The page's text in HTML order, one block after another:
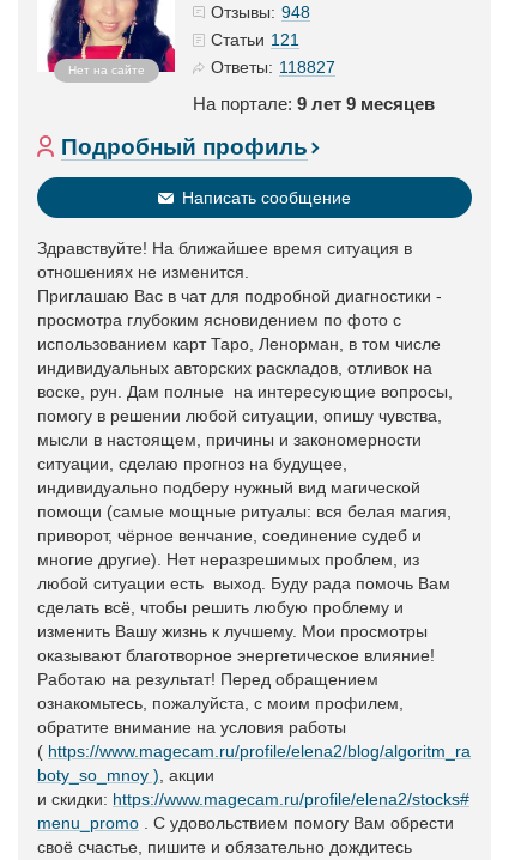
Нет на сайте
Отзывы: 948
Статьи 121
Ответы: 118827
На портале: 9 лет 9 месяцев
Подробный профиль
Написать сообщение
Здравствуйте! На ближайшее время ситуация в
отношениях не изменится.
Приглашаю Вас в чат для подробной диагностики -
просмотра глубоким ясновидением по фото с
использованием карт Таро, Ленорман, в том числе
индивидуальных авторских раскладов, отливок на
воске, рун. Дам полные на интересующие вопросы,
помогу в решении любой ситуации, опишу чувства,
мысли в настоящем, причины и закономерности
ситуации, сделаю прогноз на будущее,
индивидуально подберу нужный вид магической
помощи (самые мощные ритуалы: вся белая магия,
приворот, чёрное венчание, соединение судеб и
многие другие). Нет неразрешимых проблем, из
любой ситуации есть выход. Буду рада помочь Вам
сделать всё, чтобы решить любую проблему и
изменить Вашу жизнь к лучшему. Мои просмотры
оказывают благотворное энергетическое влияние!
Работаю на результат! Перед обращением
ознакомьтесь, пожалуйста, с моим профилем,
обратите внимание на условия работы
( https://www.magecam.ru/profile/elena2/blog/algoritm_ra
boty_so_mnoy ) , акции
и скидки: https://www.magecam.ru/profile/elena2/stocks#
menu_promo . С удовольствием помогу Вам обрести
своё счастье, пишите и обязательно дождитесь